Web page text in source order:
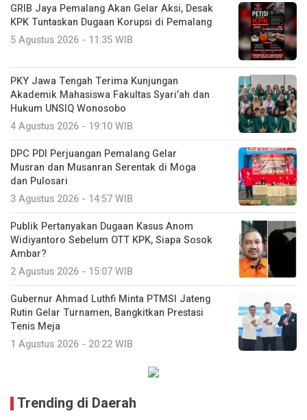
GRIB Jaya Pemalang Akan Gelar Aksi, Desak
KPK Tuntaskan Dugaan Korupsi di Pemalang
5 Agustus 2026 - 11:35 WIB
PKY Jawa Tengah Terima Kunjungan
Akademik Mahasiswa Fakultas Syari’ah dan
Hukum UNSIQ Wonosobo
4 Agustus 2026 - 19:10 WIB
DPC PDI Perjuangan Pemalang Gelar
Musran dan Musanran Serentak di Moga
dan Pulosari
3 Agustus 2026 - 14:57 WIB
Publik Pertanyakan Dugaan Kasus Anom
Widiyantoro Sebelum OTT KPK, Siapa Sosok
Ambar?
2 Agustus 2026 - 15:07 WIB
Gubernur Ahmad Luthfi Minta PTMSI Jateng
Rutin Gelar Turnamen, Bangkitkan Prestasi
Tenis Meja
1 Agustus 2026 - 20:22 WIB
Trending di Daerah